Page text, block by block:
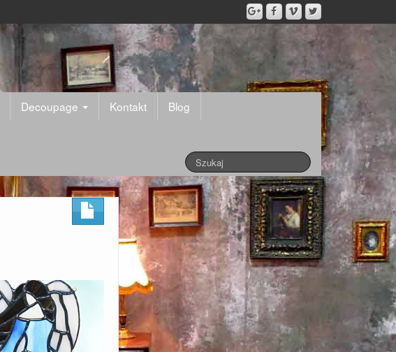
Decoupage Kontakt
Blog